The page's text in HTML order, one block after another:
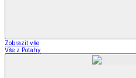
Zobrazit vše
Vše z Potahy